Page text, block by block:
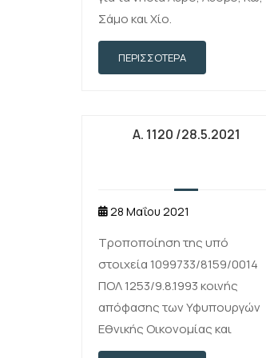
Σάμο και Χίο.
ΠΕΡΙΣΣΌΤΕΡΑ
Α. 1120 /28.5.2021
28 Μαΐου 2021
Τροποποίηση της υπό
στοιχεία 1099733/8159/0014
ΠΟΛ 1253/9.8.1993 κοινής
απόφασης των Υφυπουργών
Εθνικής Οικονομίας και
Οικονομικών «Συλλογή και